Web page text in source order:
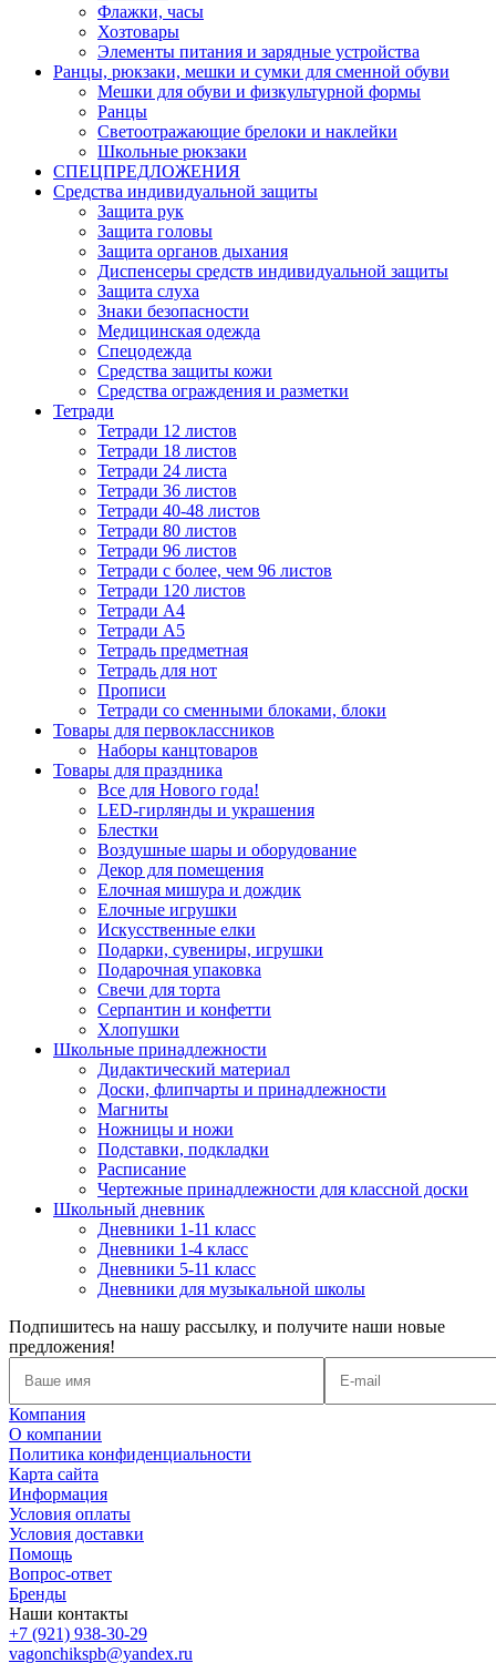
Флажки, часы
Хозтовары
Элементы питания и зарядные устройства
Ранцы, рюкзаки, мешки и сумки для сменной обуви
Мешки для обуви и физкультурной формы
Ранцы
Светоотражающие брелоки и наклейки
Школьные рюкзаки
СПЕЦПРЕДЛОЖЕНИЯ
Средства индивидуальной защиты
Защита рук
Защита головы
Защита органов дыхания
Диспенсеры средств индивидуальной защиты
Защита слуха
Знаки безопасности
Медицинская одежда
Спецодежда
Средства защиты кожи
Средства ограждения и разметки
Тетради
Тетради 12 листов
Тетради 18 листов
Тетради 24 листа
Тетради 36 листов
Тетради 40-48 листов
Тетради 80 листов
Тетради 96 листов
Тетради с более, чем 96 листов
Тетради 120 листов
Тетради А4
Тетради А5
Тетрадь предметная
Тетрадь для нот
Прописи
Тетради со сменными блоками, блоки
Товары для первоклассников
Наборы канцтоваров
Товары для праздника
Все для Нового года!
LED-гирлянды и украшения
Блестки
Воздушные шары и оборудование
Декор для помещения
Елочная мишура и дождик
Елочные игрушки
Искусственные елки
Подарки, сувениры, игрушки
Подарочная упаковка
Свечи для торта
Серпантин и конфетти
Хлопушки
Школьные принадлежности
Дидактический материал
Доски, флипчарты и принадлежности
Магниты
Ножницы и ножи
Подставки, подкладки
Расписание
Чертежные принадлежности для классной доски
Школьный дневник
Дневники 1-11 класс
Дневники 1-4 класс
Дневники 5-11 класс
Дневники для музыкальной школы
Подпишитесь на нашу рассылку, и получите наши новые
предложения!
Компания
О компании
Политика конфиденциальности
Карта сайта
Информация
Условия оплаты
Условия доставки
Помощь
Вопрос-ответ
Бренды
Наши контакты
+7 (921) 938-30-29
vagonchikspb@yandex.ru